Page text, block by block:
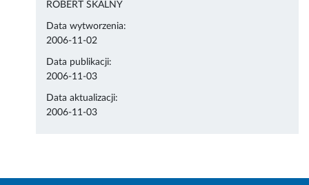
ROBERT SKALNY
Data wytworzenia:
2006-11-02
Data publikacji:
2006-11-03
Data aktualizacji:
2006-11-03